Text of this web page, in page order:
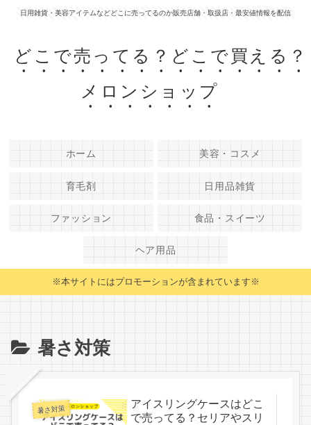
日用雑貨・美容アイテムなどどこに売ってるのか販売店舗・取扱店・最安値情報を配信
どこで売ってる？どこで買える？
メロンショップ
ホーム 美容・コスメ
育毛剤 日用品雑貨
ファッション 食品・スイーツ
ヘア用品
※本サイトにはプロモーションが含まれています※
暑さ対策
暑さ対策
アイスリングケースはどこ
で売ってる？セリアやスリ